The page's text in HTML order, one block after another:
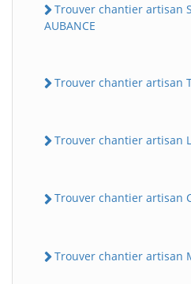
Trouver chantier artisan
AUBANCE
Trouver chantier artisan
Trouver chantier artisan
Trouver chantier artisan
Trouver chantier artisan